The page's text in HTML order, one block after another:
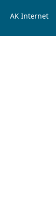
AK Internet